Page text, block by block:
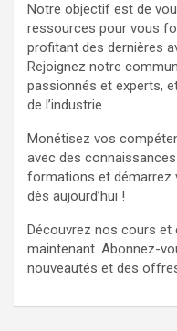
Notre objectif est de
ressources pour vous
profitant des dernières
Rejoignez notre
passionnés et experts,
de l’industrie.
Monétisez vos
avec des
formations et démarrez
dès aujourd’hui !
Découvrez nos cours
maintenant. Abonnez-
nouveautés et des